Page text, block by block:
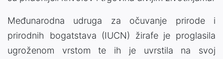
Međunarodna udruga za očuvanje prirode i
prirodnih bogatstava (IUCN) žirafe je proglasila
ugroženom vrstom te ih je uvrstila na svoj